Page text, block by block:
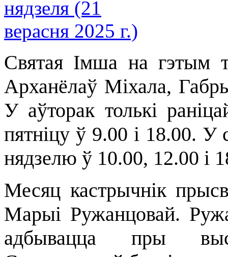
Святая Імша на гэтым
Арханёлаў Міхала,
У аўторак толькі
пятніцу ў 9.00 і 18.00. У
нядзелю ў 10.00, 12.00 і
Месяц кастрычнік
Марыі Ружанцовай.
адбывацца пры